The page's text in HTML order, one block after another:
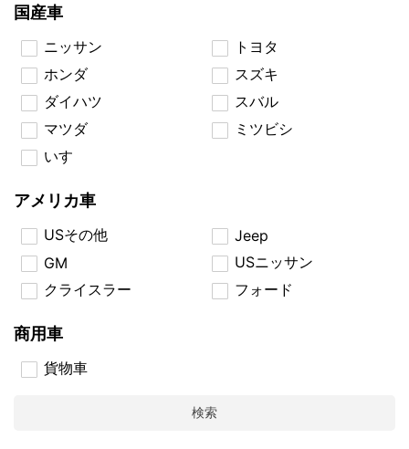
国産車
ニッサン
トヨタ
ホンダ
スズキ
ダイハツ
スバル
マツダ
ミツビシ
いすゞ
アメリカ車
USその他
Jeep
GM
USニッサン
クライスラー
フォード
商用車
貨物車
検索